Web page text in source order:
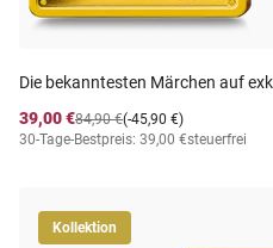
Die bekanntesten Märchen auf
39,00 €
(-45,90 €)
84,90 €
30-Tage-Bestpreis: 39,00 €steuerfrei
Kollektion